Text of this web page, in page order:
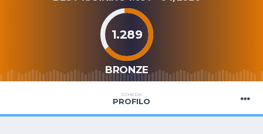
1.289
BRONZE
SCHEDA
PROFILO